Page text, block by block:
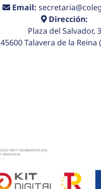
Email:
Dirección:
Plaza del Salvador, 3
45600 Talavera de la Reina